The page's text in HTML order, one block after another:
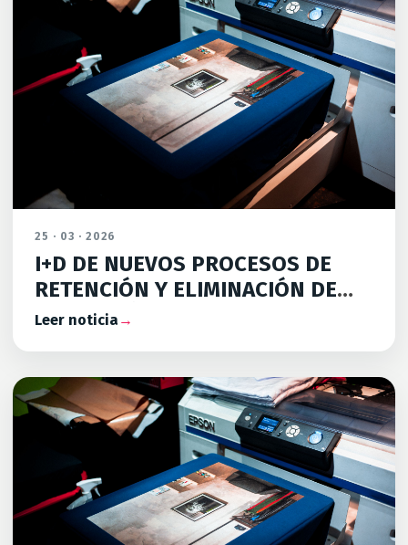
25 · 03 · 2026
I+D DE NUEVOS PROCESOS DE
RETENCIÓN Y ELIMINACIÓN DE
MICROPLÁSTICOS EN EL ACABADO
Leer noticia →